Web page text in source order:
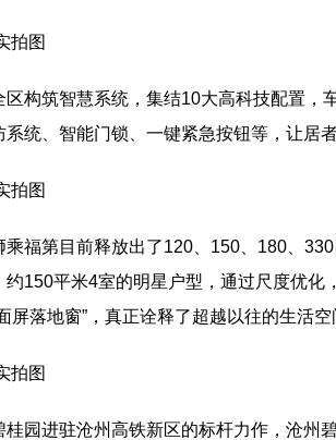
拍图
区构筑智慧系统，集结10大高科技配置，
系统、智能门锁、一键紧急按钮等，让居
拍图
乘福第目前释放出了120、150、180、
约150平米4室的明星户型，通过尺度优化
屏落地窗”，真正诠释了超越以往的生活空
拍图
桂园进驻沧州高铁新区的标杆力作，沧州